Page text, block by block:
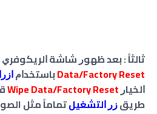
ﺛﺎﻟﺜﺎً : ﺑﻌﺪ ﻇﻬﻮﺭ ﺷﺎﺷﺔ ﺍﻟﺮﻳﻜﻮﻓﺮﻱ
Data/Factory Resetﺑﺎﺳﺘﺨﺪﺍﻡ
ﺍﻟﺨﻴﺎﺭWipe Data/Factory Reset
طريقﺯﺭ ﺍﻟﺘﺸﻐﻴﻞتماماً مثل